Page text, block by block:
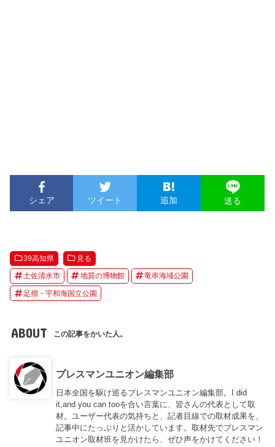
シェア ツイート 追加 送る
39高知県 見る
土佐清水市 地質の博物館 竜串海域公園
足摺・宇和海国立公園
ABOUT この記事をかいた人。
プレスマンユニオン編集部
日本全国を駆け巡るプレスマンユニオン編集部。I did
it,and you can tooを合い言葉に、皆さんの代表として取
材。ユーザー代表の気持ちと、記者目線での取材成果を、
記事中にたっぷりと活かしています。取材先でプレスマン
ユニオン取材班を見かけたら、ぜひ声をかけてください！